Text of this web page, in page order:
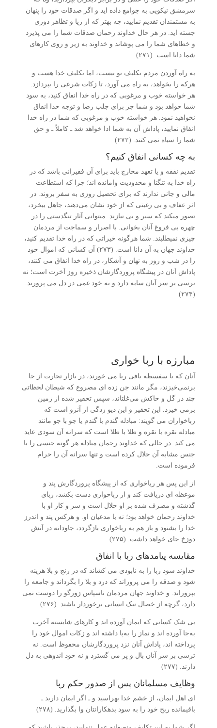
سرمشق نیکویی به جوامع داده­ اید و اگر صدقات خود را پنهان
به مستمندان تقدیم نمایید، چه بهتر که از ریا و تظاهر دوری
جسته ­اید. در هر حال خداوند رحمان صدقات شما را می­ پذیرد
و خطاهای شما را می­ پوشاند و خداوند به زیر و روی کارهای
شما دانا است. (۲۷۱)
به راه آوردن مردم تکلیف تو نیست، اما تکلیف خدا هست و
هرکه را بخواهد، به راه می­ آورد، تا زکات شرعی را بپردازد.
هر خواسته خوب و مرغوبی که در راه خدا انفاق کنید، به سود
شما خواهد بود و شما جز برای جلب رضا و توجه خدا انفاق
نخواهید نمود. هر خواسته خوب و مرغوبی که شما در راه خدا
انفاق نمایید، پاداش آن به شما ادا خواهد شد ـ کاملاً ـ و حق
شما را سیاه نمی­ کنند. (۲۷۲)
به چه کسانی انفاق کنیم؟
تقدیم نفقه و یا تعهد مخارج باید برای آن فقیرانی باشد که در
راه خدا به تنگنا و محدودیت وامانده­ اند؛ چرا که استطاعت
مالی و جانی ندارند که برای تحصیل روزی به سفر بروند. در
اثر عفاف و بی­ رغبتی که از خود نشان می‌دهند، جاهل بی­خرد،
تصور می­کند که سیر و بی­ نیازند. می­توانی آثار تنگدستی را در
چهره‌ بی­ فروغ آنان بخوانی. با اصرار و سماجت از مردمان
چیزی نمی­طلبند. شما هرگونه خیراتی که در راه خدا تقدیم کنید،
خداوند جهان به آن دانا است. (۲۷۳) آن کسانی که اموال خود
را در شب و روز به نهان و آشکار، در راه خدا انفاق می­ کنند،
پاداش آنان در پیشگاه پروردگارشان ذخیره روز آخرت است؛ نه
ترسی بر سر آنان سایه دارد و نه خود غمی در دل می ­پرورند.
(۲۷۴)
مبارزه با ربا خواری
آنان که با سفسطه ­بافی ربا می­ خورند، در بازار تجارت از جا
برنمی‌خیزند، مگر مانند جن­ زده ای مصروع که شیطان لحظاتی
چند در گل و خاکش می‌غلتاند، سپس تحقیر شده از زمین
برمی­ خیزد. این تحقیر و این دیو زدگی از آن­رو است که
رباخواران می­ گویند: مبادله گندم با گندم یا جو با جو مانند
مبادله نقره با نقره و طلا با طلا است که سرانه آن سودی عاید
می ­کند. در حالی که خداوند رحمان مبادله هر گونه جنسی را با
جنس مشابه آن حلال کرده است و تنها سرانه آن را حرام
فرموده است.
از این پس هر رباخواری که از پیشگاه پروردگارش پند و
موعظه ­ای دریافت کند و از رباخواری دست بکشد، ربای
گذشته و مصرف شده بر او حلال است و سر و کار او با
خداوند رحمان خواهد بود؛ نه با مدعیان او. و هرکس پند و اندرز
خدا را بشنود و باز هم به رباخواری بازگردد، جاودانه در آتش
دوزخ جای خواهد داشت. (۲۷۵)
مقایسه پیامدهای ربا با انفاق
خداوند سود ربا را به نابودی می­ کشاند که در رنج و بلا هزینه
شود و صدقه را می­ پروراند که درد و بلا را بگرداند و جامعه را
بپروراند. و خداوند جهان مردمان ناسپاس زورگو را دوست نمی
دارد، گرچه از خصال نیک انسانی برخوردار باشند. (۲۷۶)
بی­ شک کسانی که ایمان آورده­ اند و کارهای شایسته آخرت
به‌جا آورده­ اند و نماز را به‌پا داشته­ اند و زکات اموال خود را
پرداخته­ اند، پاداش آنان نزد پروردگارشان محفوظ است. نه
ترسی بر سر آنان بال و پر می­ گسترد و نه خود اندوهی به دل
دارند. (۲۷۷)
وظایف مسلمانان پس از صدور حکم ربا
ای اهل ایمان، از خشم خدا بهراسید و ـ اگر ایمان دارید ـ
باقیمانده‌ ربح خود را به سود بدهکارانتان وا بگذارید. (۲۷۸)